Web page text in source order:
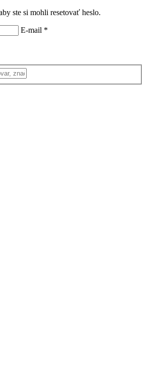
ste si mohli resetovať heslo.
E-mail *